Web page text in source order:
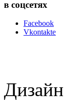
в соцсетях
Facebook
Vkontakte
Дизайн